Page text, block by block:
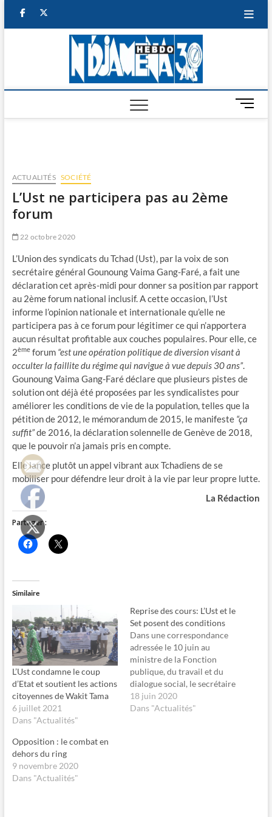
facebook
HEBDO
M
e
ACTUALITÉS SOCIÉTÉ
L’Ust ne participera pas au 2ème
forum
22 octobre 2020
L’Union des syndicats du Tchad (Ust), par la voix de son
secrétaire général Gounoung Vaima Gang-Faré, a fait une
déclaration cet après-midi pour donner sa position par rapport
au 2ème forum national inclusif. A cette occasion, l’Ust
informe l’opinion nationale et internationale qu’elle ne
participera pas à ce forum pour légitimer ce qui n’apportera
aucun résultat profitable aux couches populaires. Pour elle, ce
2èmeforum “est une opération politique de diversion visant à
occulter la faillite du régime qui navigue à vue depuis 30ans”.
Gounoung Vaima Gang-Faré déclare que plusieurs pistes de
solution ont déjà été proposées par les syndicalistes pour
améliorer les conditions de vie de la population, telles que la
pétition de 2012, le mémorandum de 2015, le manifeste “ça
suffit”de 2016, la déclaration solennelle de Genève de 2018,
que le pouvoir n’a jamais pris en compte.
Elle lance plutôt un appel vibrant aux Tchadiens de se
mobiliser pour défendre leur droit à la vie par leur propre lutte.
La Rédaction
Partager :
C
l
e
z
p
r
p
a
r
t
a
g
e
r
s
u
r
F
a
e
b
o
o
k
(
C
l
r
p
a
r
t
a
g
e
r
s
u
X
(
u
v
r
e
d
a
Similaire
L’Ust condamne le coup
d’Etat et soutient les actions
citoyennes de Wakit Tama
6 juillet 2021
Dans "Actualités"
Reprise des cours: L’Ust et le
Set posent des conditions
Dans une correspondance
adressée le 10 juin au
ministre de la Fonction
publique, du travail et du
dialogue social, le secrétaire
général de l’Union des
syndicats du Tchad (Ust),
18 juin 2020
Dans "Actualités"
Opposition : le combat en
dehors du ring
9 novembre 2020
Dans "Actualités"